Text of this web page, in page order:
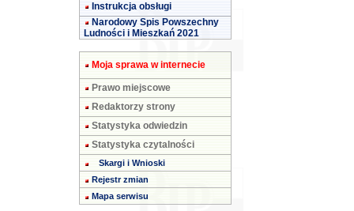
Instrukcja obsługi
Narodowy Spis Powszechny
Ludności i Mieszkań 2021
Moja sprawa w internecie
Prawo miejscowe
Redaktorzy strony
Statystyka odwiedzin
Statystyka czytalności
Skargi i Wnioski
Rejestr zmian
Mapa serwisu